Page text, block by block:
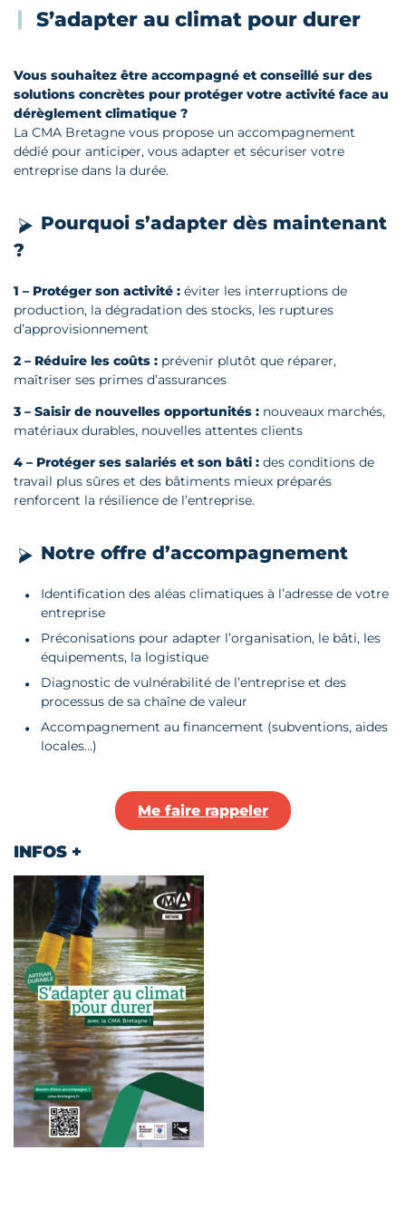
S’adapter au climat pour durer
Vous souhaitez être accompagné et conseillé sur des
solutions concrètes pour protéger votre activité face au
dérèglement climatique ?
La CMA Bretagne vous propose un accompagnement
dédié pour anticiper, vous adapter et sécuriser votre
entreprise dans la durée.
Pourquoi s’adapter dès maintenant
?
1 – Protéger son activité : éviter les interruptions de
production, la dégradation des stocks, les ruptures
d’approvisionnement
2 – Réduire les coûts : prévenir plutôt que réparer,
maîtriser ses primes d’assurances
3 – Saisir de nouvelles opportunités : nouveaux marchés,
matériaux durables, nouvelles attentes clients
4 – Protéger ses salariés et son bâti : des conditions de
travail plus sûres et des bâtiments mieux préparés
renforcent la résilience de l’entreprise.
Notre offre d’accompagnement
Identification des aléas climatiques à l’adresse de votre
entreprise
Préconisations pour adapter l’organisation, le bâti, les
équipements, la logistique
Diagnostic de vulnérabilité de l’entreprise et des
processus de sa chaîne de valeur
Accompagnement au financement (subventions, aides
locales…)
Me faire rappeler
INFOS +